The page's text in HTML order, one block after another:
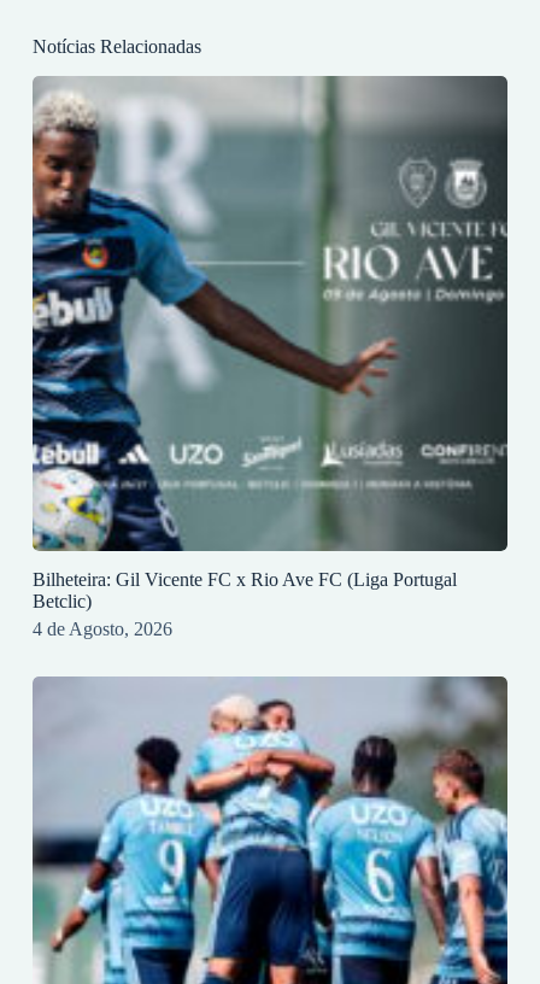
Notícias Relacionadas
Bilheteira: Gil Vicente FC x Rio Ave FC (Liga Portugal
Betclic)
4 de Agosto, 2026